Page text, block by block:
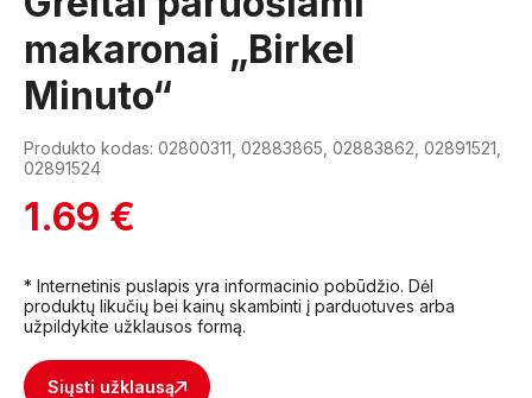
makaronai „Birkel
Minuto“
Produkto kodas: 02800311, 02883865, 02883862, 02891521,
02891524
1.69 €
* Internetinis puslapis yra informacinio pobūdžio. Dėl
produktų likučių bei kainų skambinti į parduotuves arba
užpildykite užklausos formą.
Siųsti užklausą